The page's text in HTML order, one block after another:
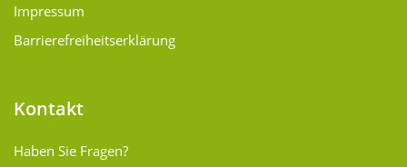
Impressum
Barrierefreiheitserklärung
Kontakt
Haben Sie Fragen?